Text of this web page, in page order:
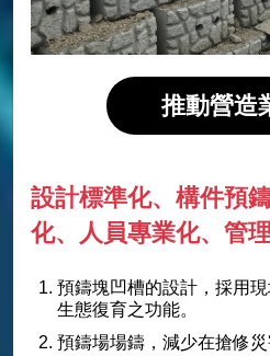
推動營造
設計標準化、構件預
化、人員專業化、管
預鑄塊凹槽的設計，採用
生態復育之功能。
預鑄場場鑄，減少在搶修災